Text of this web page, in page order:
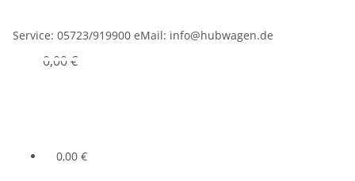
Service: 05723/919900 eMail: info@hubwagen.de
0,00 €
0,00 €